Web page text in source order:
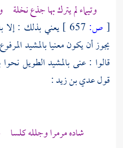
وتيماء لم يترك بها جذع نخلة
[ ص:
يعني بذلك : إلا
يجوز أن يكون معنيا بالمشيد
قالوا : عنى بالمشيد الطويل
قولعدي بن زيد:
شاده مرمرا وجلله كلسا